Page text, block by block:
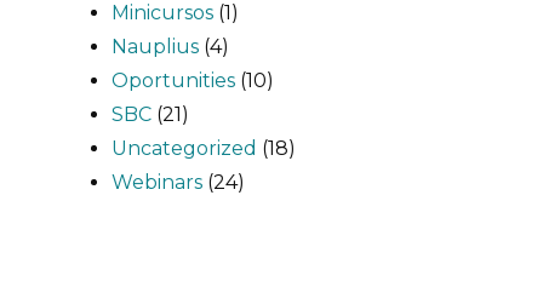
Minicursos (1)
Nauplius (4)
Oportunities (10)
SBC (21)
Uncategorized (18)
Webinars (24)